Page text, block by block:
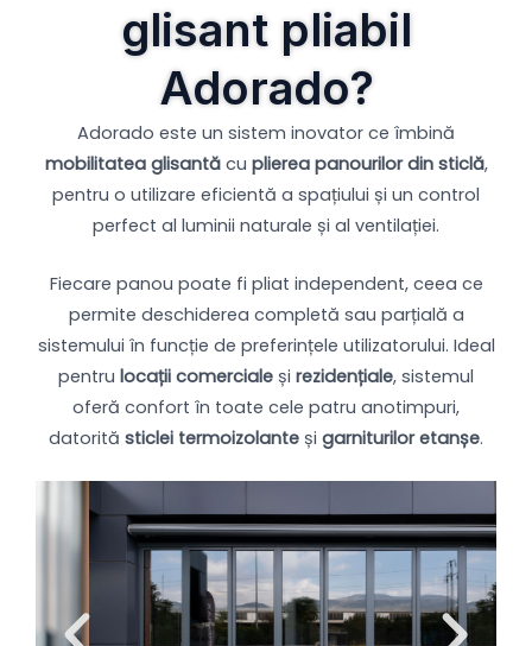
glisant pliabil
Adorado?
Adorado este un sistem inovator ce îmbină
mobilitatea glisantăcu plierea panourilor din sticlă,
pentru o utilizare eficientă a spațiului și un control
perfect al luminii naturale și al ventilației.
Fiecare panou poate fi pliat independent, ceea ce
permite deschiderea completă sau parțială a
sistemului în funcție de preferințele utilizatorului. Ideal
pentru locații comerciale și rezidențiale, sistemul
oferă confort în toate cele patru anotimpuri,
datorită sticlei termoizolante și garniturilor etanșe.